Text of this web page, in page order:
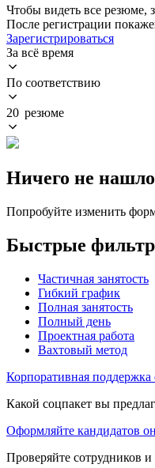
Чтобы видеть все резюме,
После регистрации
Зарегистрироваться
За всё время
По соответствию
20 резюме
Ничего не
Попробуйте изменить
Быстрые
Частичная занятость
Гибкий график
Полная занятость
Полный день
Проектная работа
Вахтовый метод
Корпоративная поддержка
Какой соцпакет вы
Оформляйте кандидатов
Проверяйте сотрудников